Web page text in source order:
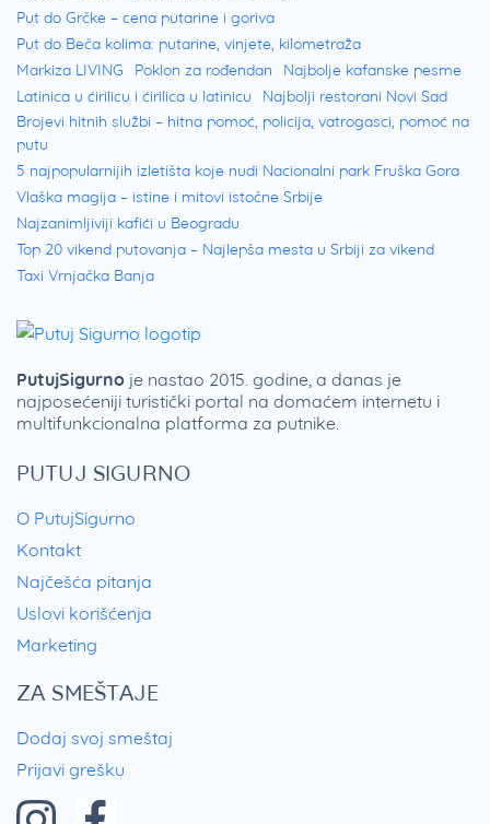
Put do Grčke – cena putarine i goriva
Put do Beča kolima: putarine, vinjete, kilometraža
Markiza LIVING
Poklon za rođendan
Najbolje kafanske pesme
Latinica u ćirilicu i ćirilica u latinicu
Najbolji restorani Novi Sad
Brojevi hitnih službi – hitna pomoć, policija, vatrogasci, pomoć na
putu
5 najpopularnijih izletišta koje nudi Nacionalni park Fruška Gora
Vlaška magija – istine i mitovi istočne Srbije
Najzanimljiviji kafići u Beogradu
Top 20 vikend putovanja – Najlepša mesta u Srbiji za vikend
Taxi Vrnjačka Banja
PUTUJ SIGURNO
O PutujSigurno
Kontakt
Najčešća pitanja
Uslovi korišćenja
Marketing
ZA SMEŠTAJE
Dodaj svoj smeštaj
Prijavi grešku
PutujSigurno je nastao 2015. godine, a danas je
najposećeniji turistički portal na domaćem internetu i
multifunkcionalna platforma za putnike.